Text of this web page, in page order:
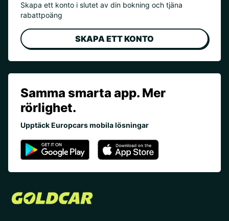
Skapa ett konto i slutet av din bokning och tjäna
rabattpoäng
SKAPA ETT KONTO
Samma smarta app. Mer
rörlighet.
Upptäck Europcars mobila lösningar